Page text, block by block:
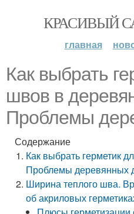
КРАСИВЫЙ
главная
Как выбрать
швов в
Проблемы
Содержание
Как выбрать герметик
Проблемы деревянных
Ширина теплого шва.
об акриловых